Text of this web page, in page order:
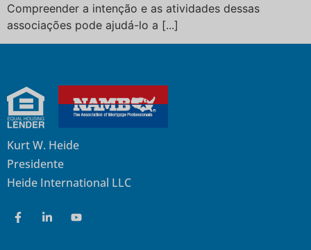
Compreender a intenção e as atividades dessas
associações pode ajudá-lo a [...]
Kurt W. Heide
Presidente
Heide International LLC